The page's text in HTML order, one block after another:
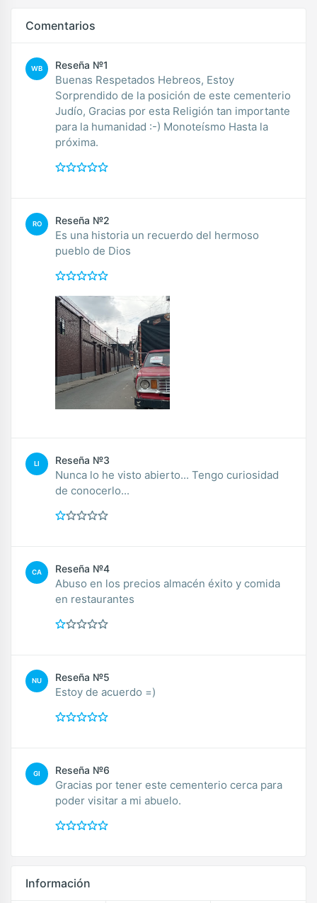
Comentarios
WB Reseña №1
Buenas Respetados Hebreos, Estoy
Sorprendido de la posición de este cementerio
Judío, Gracias por esta Religión tan importante
para la humanidad :-) Monoteísmo Hasta la
próxima.
RO Reseña №2
Es una historia un recuerdo del hermoso
pueblo de Dios
LI Reseña №3
Nunca lo he visto abierto... Tengo curiosidad
de conocerlo...
CA Reseña №4
Abuso en los precios almacén éxito y comida
en restaurantes
NU Reseña №5
Estoy de acuerdo =)
GI Reseña №6
Gracias por tener este cementerio cerca para
poder visitar a mi abuelo.
Información